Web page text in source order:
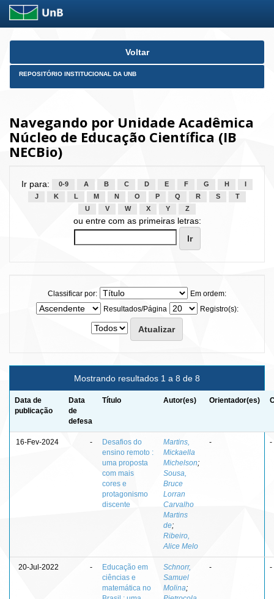
Skip
Voltar
REPOSITÓRIO INSTITUCIONAL DA UNB
Navegando por Unidade Acadêmica
Núcleo de Educação Científica (IB
NECBio)
Ir para: 0-9 A B C D E F G H
J
K L M N O P Q R S
T
U
V W X Y Z
ou entre com as primeiras letras:
Classificar por:
Em ordem:
Resultados/Página
Registro(s):
Mostrando resultados 1 a 8 de 8
Data de
publicação
Data
de
defesa
Título Autor(es) Orientador(es)
16-Fev-2024 -
Desafios do
ensino remoto :
uma proposta
com mais
cores e
protagonismo
discente
Martins,
Mickaella
Michelson;
Sousa,
Bruce
Lorran
Carvalho
Martins
de;
Ribeiro,
Alice Melo
- -
20-Jul-2022 -
Educação em
ciências e
matemática no
Schnorr,
Samuel
Molina;
- -